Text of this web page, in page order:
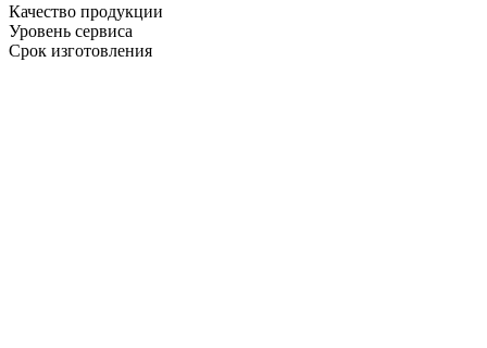
Качество продукции
Уровень сервиса
Срок изготовления